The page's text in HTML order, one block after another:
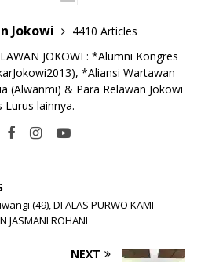
Jokowi
4410 Articles
JOKOWI : *Alumni Kongres
*Aliansi Wartawan
(Alwanmi) & Para Relawan Jokowi
Lurus lainnya.
(49), DI ALAS PURWO KAMI
JASMANI ROHANI
NEXT